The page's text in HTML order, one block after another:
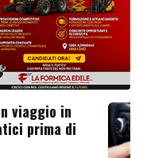
viaggio in
prima di